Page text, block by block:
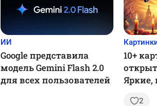
ИИ
Google представила
модель Gemini Flash 2.0
для всех пользователей
10+
Яркие,
2